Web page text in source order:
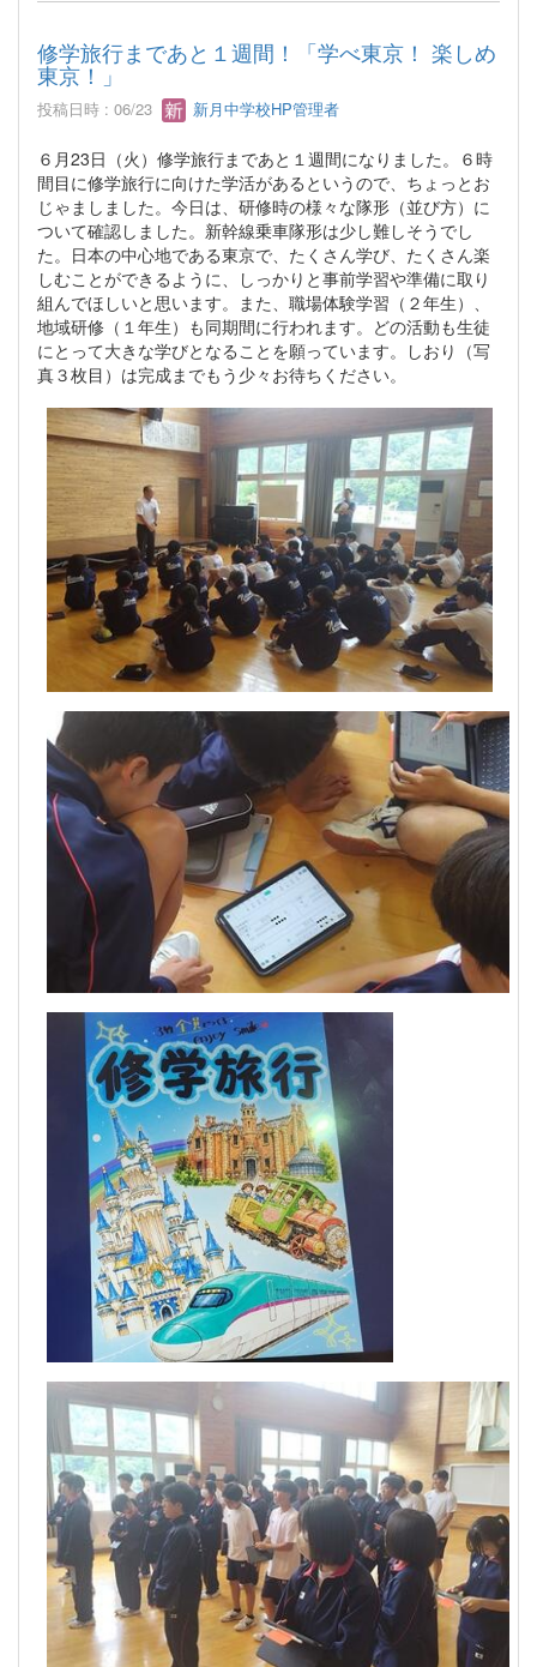
修学旅行まであと１週間！「学べ東京！ 楽しめ
東京！」
投稿日時 : 06/23 新月中学校HP管理者
６月23日（火）修学旅行まであと１週間になりました。６時
間目に修学旅行に向けた学活があるというので、ちょっとお
じゃましました。今日は、研修時の様々な隊形（並び方）に
ついて確認しました。新幹線乗車隊形は少し難しそうでし
た。日本の中心地である東京で、たくさん学び、たくさん楽
しむことができるように、しっかりと事前学習や準備に取り
組んでほしいと思います。また、職場体験学習（２年生）、
地域研修（１年生）も同期間に行われます。どの活動も生徒
にとって大きな学びとなることを願っています。しおり（写
真３枚目）は完成までもう少々お待ちください。